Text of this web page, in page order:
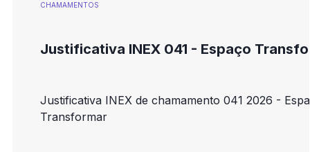
CHAMAMENTOS
Justificativa INEX 041 - Espaço
Justificativa INEX de chamamento 041 2026 -
Transformar